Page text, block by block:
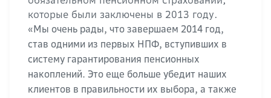
которые были заключены в 2013 году.
«Мы очень рады, что завершаем 2014 год,
став одними из первых НПФ, вступивших в
систему гарантирования пенсионных
накоплений. Это еще больше убедит наших
клиентов в правильности их выбора, а также